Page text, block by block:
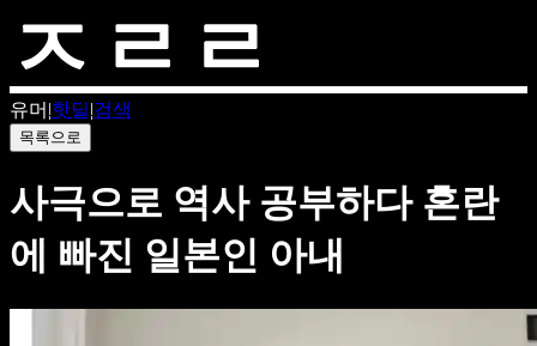
유머 |핫딜|검색
목록으로
사극으로 역사 공부하다 혼란
에 빠진 일본인 아내